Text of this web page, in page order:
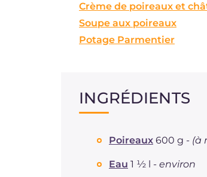
Crème de poireaux et
Soupe aux poireaux
Potage Parmentier
INGRÉDIENTS
Poireaux 600 g - (à
Eau 1 ½ l - environ